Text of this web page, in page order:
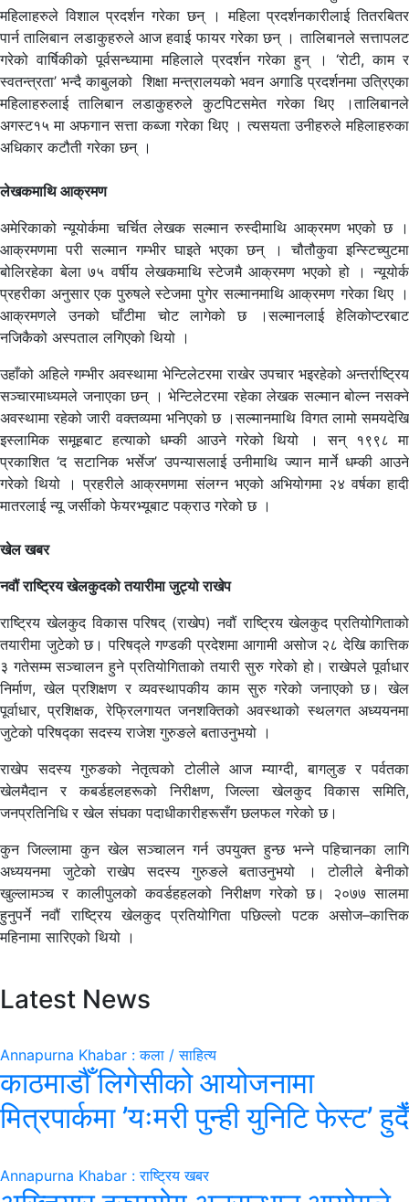
महिलाहरुले विशाल प्रदर्शन गरेका छन् । महिला प्रदर्शनकारीलाई तितरबितर
पार्न तालिबान लडाकुहरुले आज हवाई फायर गरेका छन् । तालिबानले सत्तापलट
गरेको वार्षिकीको पूर्वसन्ध्यामा महिलाले प्रदर्शन गरेका हुन् । ‘रोटी, काम र
स्वतन्त्रता’ भन्दै काबुलको शिक्षा मन्त्रालयको भवन अगाडि प्रदर्शनमा उत्रिएका
महिलाहरुलाई तालिबान लडाकुहरुले कुटपिटसमेत गरेका थिए ।तालिबानले
अगस्ट१५ मा अफगान सत्ता कब्जा गरेका थिए । त्यसयता उनीहरुले महिलाहरुका
अधिकार कटौती गरेका छन् ।
लेखकमाथि आक्रमण
अमेरिकाको न्यूयोर्कमा चर्चित लेखक सल्मान रुस्दीमाथि आक्रमण भएको छ ।
आक्रमणमा परी सल्मान गम्भीर घाइते भएका छन् । चौतौकुवा इन्स्टिच्युटमा
बोलिरहेका बेला ७५ वर्षीय लेखकमाथि स्टेजमै आक्रमण भएको हो । न्यूयोर्क
प्रहरीका अनुसार एक पुरुषले स्टेजमा पुगेर सल्मानमाथि आक्रमण गरेका थिए ।
आक्रमणले उनको घाँटीमा चोट लागेको छ ।सल्मानलाई हेलिकोप्टरबाट
नजिकैको अस्पताल लगिएको थियो ।
उहाँको अहिले गम्भीर अवस्थामा भेन्टिलेटरमा राखेर उपचार भइरहेको अन्तर्राष्ट्रिय
सञ्चारमाध्यमले जनाएका छन् । भेन्टिलेटरमा रहेका लेखक सल्मान बोल्न नसक्ने
अवस्थामा रहेको जारी वक्तव्यमा भनिएको छ ।सल्मानमाथि विगत लामो समयदेखि
इस्लामिक समूहबाट हत्याको धम्की आउने गरेको थियो । सन् १९९८ मा
प्रकाशित ‘द सटानिक भर्सेज’ उपन्यासलाई उनीमाथि ज्यान मार्ने धम्की आउने
गरेको थियो । प्रहरीले आक्रमणमा संलग्न भएको अभियोगमा २४ वर्षका हादी
मातरलाई न्यू जर्सीको फेयरभ्यूबाट पक्राउ गरेको छ ।
खेल खबर
नवौं राष्ट्रिय खेलकुदको तयारीमा जुट्यो राखेप
राष्ट्रिय खेलकुद विकास परिषद् (राखेप) नवौं राष्ट्रिय खेलकुद प्रतियोगिताको
तयारीमा जुटेको छ। परिषद्ले गण्डकी प्रदेशमा आगामी असोज २८ देखि कात्तिक
३ गतेसम्म सञ्चालन हुने प्रतियोगिताको तयारी सुरु गरेको हो। राखेपले पूर्वाधार
निर्माण, खेल प्रशिक्षण र व्यवस्थापकीय काम सुरु गरेको जनाएको छ। खेल
पूर्वाधार, प्रशिक्षक, रेफ्रिलगायत जनशक्तिको अवस्थाको स्थलगत अध्ययनमा
जुटेको परिषद्का सदस्य राजेश गुरुङले बताउनुभयो ।
राखेप सदस्य गुरुङको नेतृत्वको टोलीले आज म्याग्दी, बागलुङ र पर्वतका
खेलमैदान र कबर्डहलहरूको निरीक्षण, जिल्ला खेलकुद विकास समिति,
जनप्रतिनिधि र खेल संघका पदाधीकारीहरूसँग छलफल गरेको छ।
कुन जिल्लामा कुन खेल सञ्चालन गर्न उपयुक्त हुन्छ भन्ने पहिचानका लागि
अध्ययनमा जुटेको राखेप सदस्य गुरुङले बताउनुभयो । टोलीले बेनीको
खुल्लामञ्च र कालीपुलको कवर्डहहलको निरीक्षण गरेको छ। २०७७ सालमा
हुनुपर्ने नवौं राष्ट्रिय खेलकुद प्रतियोगिता पछिल्लो पटक असोज–कात्तिक
महिनामा सारिएको थियो ।
Latest News
Annapurna Khabar : कला / साहित्य
काठमाडौँ लिगेसीको आयोजनामा
मित्रपार्कमा ’यःमरी पुन्ही युनिटि फेस्ट’ हुदैँ
Annapurna Khabar : राष्ट्रिय खबर